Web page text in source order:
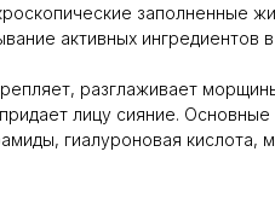
заполненные
активных ингредиентов
разглаживает
лицу сияние. Основные
гиалуроновая кислота,